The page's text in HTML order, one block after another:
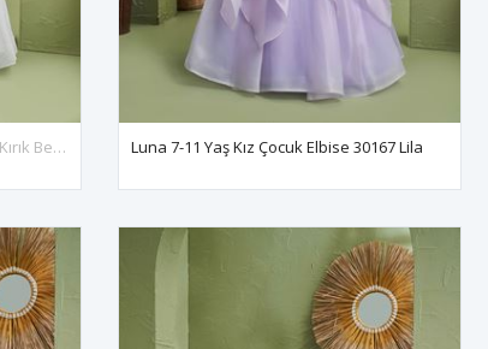
Lux 2-6 Yaş Kız Çocuk Elbise 20198 Kırık Beyaz Luna 7-11 Yaş Kız Çocuk Elbise 30167 Lila